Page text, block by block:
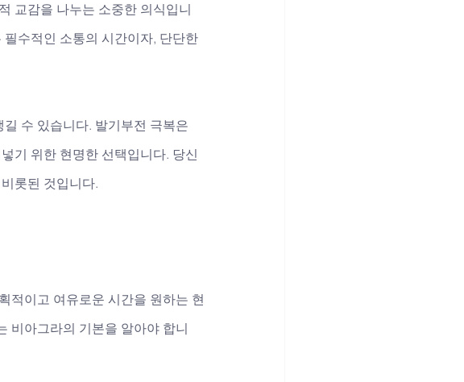
교감을 나누는 소중한 의식입니
수적인 소통의 시간이자, 단단한
수 있습니다. 발기부전 극복은
기 위한 현명한 선택입니다. 당신
롯된 것입니다.
적이고 여유로운 시간을 원하는 현
비아그라의 기본을 알아야 합니